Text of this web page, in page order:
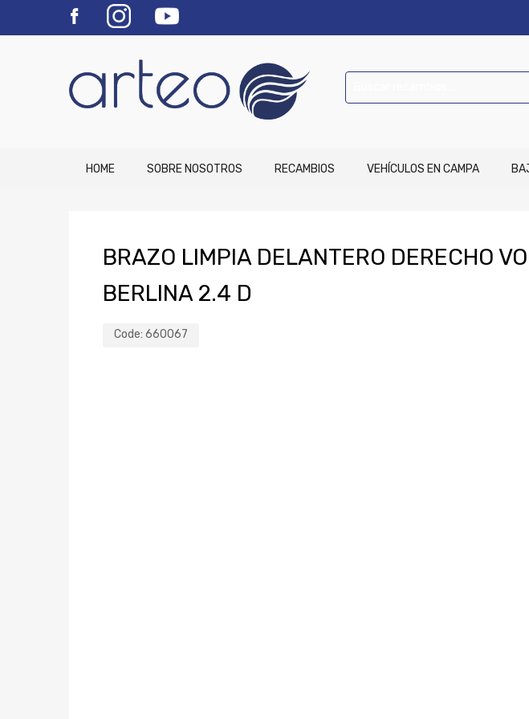
HOME SOBRE NOSOTROS RECAMBIOS VEHÍCULOS EN CAMPA
BRAZO LIMPIA DELANTERO DERECHO
BERLINA 2.4 D
Code: 660067